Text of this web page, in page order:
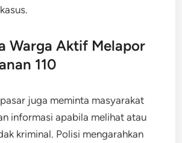
Warga Aktif Melapor
110
juga meminta masyarakat
informasi apabila melihat atau
kriminal. Polisi mengarahkan